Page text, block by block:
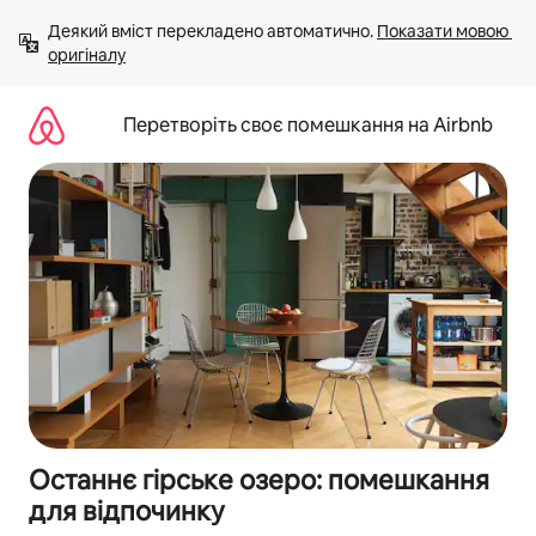
вмісту
Деякий вміст перекладено автоматично. Показати мовою
оригіналу
Перетворіть своє помешкання на Airbnb
Останнє гірське озеро: помешкання
для відпочинку